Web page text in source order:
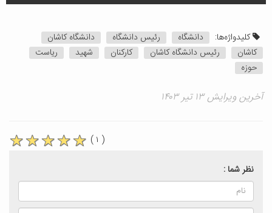
کلیدواژه‌ها: دانشگاه رئیس دانشگاه
دانشگاه کاشان
کاشان
رئیس دانشگاه کاشان کارکنان شهید
ریاست
حوزه
آخرین ویرایش ۱۳ تیر ۱۴۰۳
( ۱ )
نظر شما :